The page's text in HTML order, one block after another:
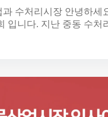
수처리시장 안녕하세
입니다. 지난 중동 수처